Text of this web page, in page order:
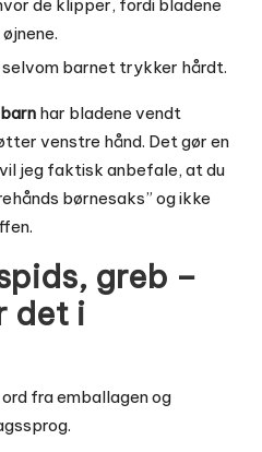
de klipper, fordi bladene
barnet trykker hårdt.
har bladene vendt
venstre hånd. Det gør en
jeg faktisk anbefale, at du
børnesaks” og ikke
greb –
det i
fra emballagen og